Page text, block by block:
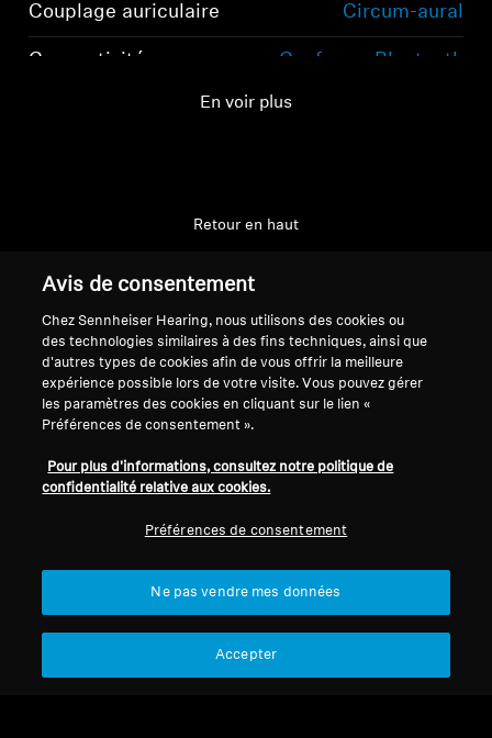
Couplage auriculaire Circum-aural
Connectivité
Conforme Bluetooth
En voir plus
Support
Retour en haut
Mentions légales
Politique de confidentialité
générale
ligne aux consommateurs
Politique de divulgation
coordonnée des vulnérabilités
Notre entreprise
À propos de nous
Salle de presse
© 2026 Sonova Consumer Hearing GmbH
Avis de consentement
Chez Sennheiser Hearing, nous utilisons des cookies ou
des technologies similaires à des fins techniques, ainsi que
d'autres types de cookies afin de vous offrir la meilleure
expérience possible lors de votre visite. Vous pouvez gérer
les paramètres des cookies en cliquant sur le lien «
Préférences de consentement ».
Pour plus d'informations, consultez notre politique de
confidentialité relative aux cookies.
Préférences de consentement
Ne pas vendre mes données
Accepter